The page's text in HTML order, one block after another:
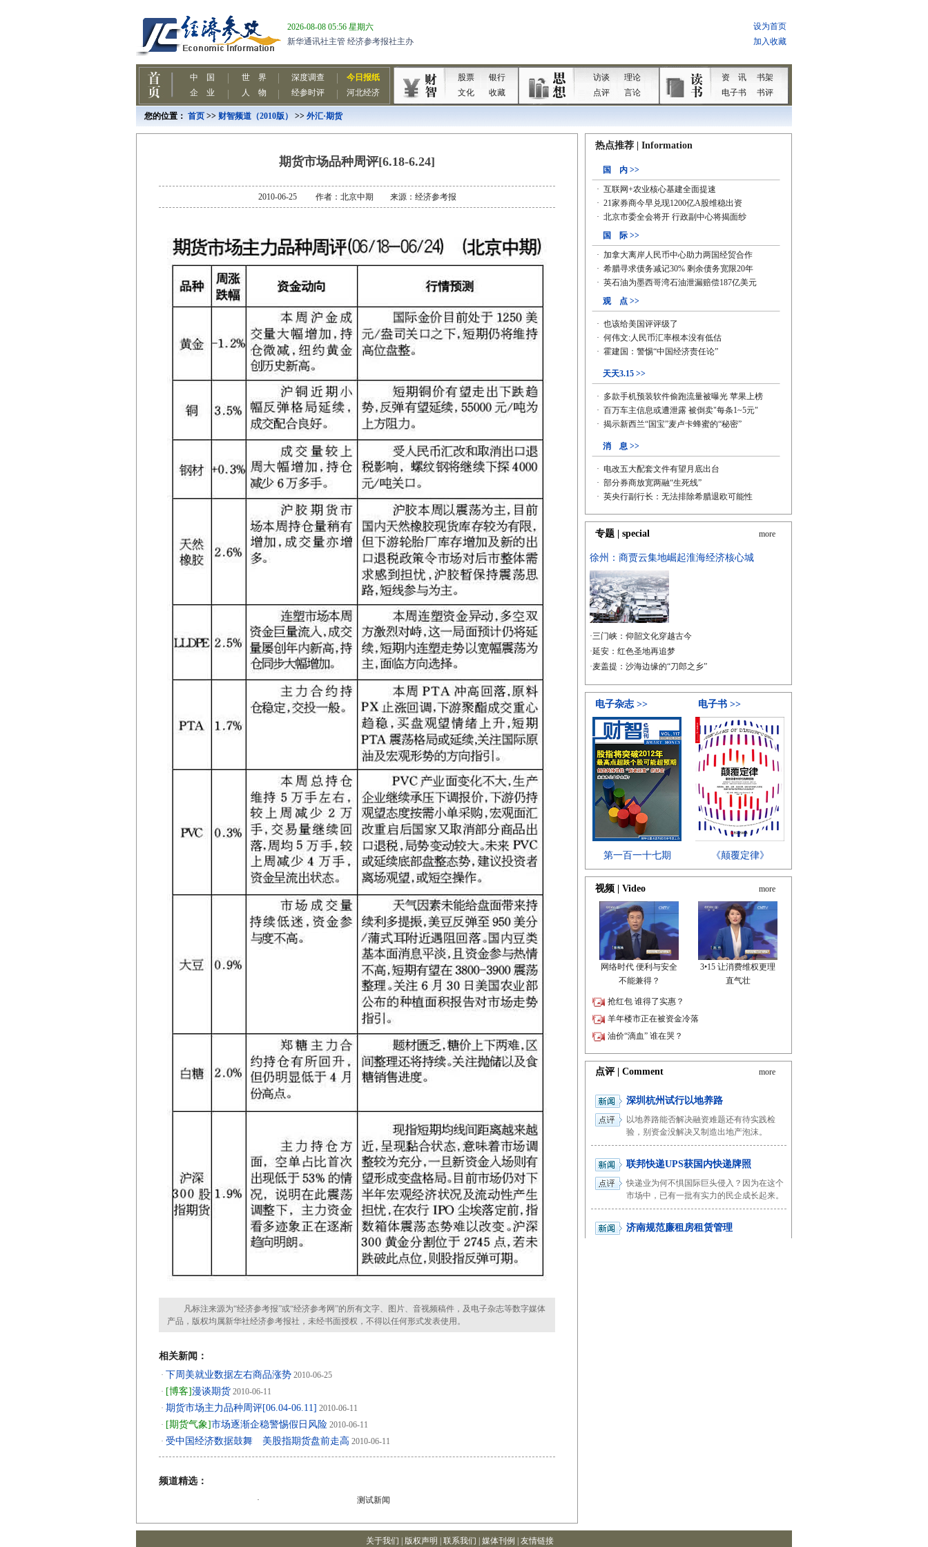
您的位置： 首页 >> 财智频道（2010版） >> 外汇·期货
期货市场品种周评[6.18-6.24]
2010-06-25 作者：北京中期 来源：经济参考报
凡标注来源为“经济参考报”或“经济参考网”的所有文字、图片、音视频稿件，及电子杂志等数字媒体
产品，版权均属新华社经济参考报社，未经书面授权，不得以任何形式发表使用。
相关新闻：
· 下周美就业数据左右商品涨势 2010-06-25
· [博客]漫谈期货 2010-06-11
· 期货市场主力品种周评[06.04-06.11] 2010-06-11
· [期货气象]市场逐渐企稳警惕假日风险 2010-06-11
· 受中国经济数据鼓舞 美股指期货盘前走高 2010-06-11
频道精选：
· 测试新闻